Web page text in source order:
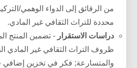
من الرقائق إلى الدواء الوهمي/
محددة للتراث الثقافي غير المادي.
دراسات الاستقرار - تضمين المنتج
ظروف التراث الثقافي غير المادي
والمتسارعة; فكر في تخزين